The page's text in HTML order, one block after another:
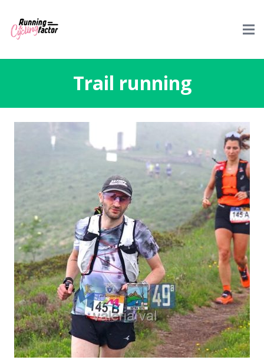
Trail running